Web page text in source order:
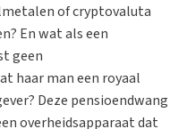
of cryptovaluta
En wat als een
geen
haar man een royaal
Deze pensioendwang
overheidsapparaat dat